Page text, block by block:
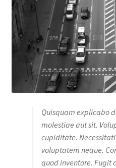
Quisquam explicabo
molestiae aut sit.
cupiditate.
voluptatem neque.
quod inventore. Fugit